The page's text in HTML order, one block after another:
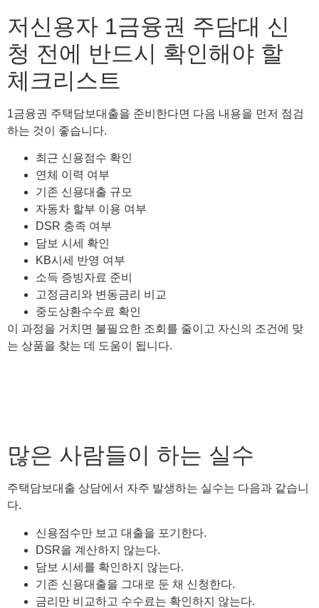
저신용자 1금융권 주담대 신
청 전에 반드시 확인해야 할
체크리스트
1금융권 주택담보대출을 준비한다면 다음 내용을 먼저 점검
하는 것이 좋습니다.
최근 신용점수 확인
연체 이력 여부
기존 신용대출 규모
자동차 할부 이용 여부
DSR 충족 여부
담보 시세 확인
KB시세 반영 여부
소득 증빙자료 준비
고정금리와 변동금리 비교
중도상환수수료 확인
이 과정을 거치면 불필요한 조회를 줄이고 자신의 조건에 맞
는 상품을 찾는 데 도움이 됩니다.
많은 사람들이 하는 실수
주택담보대출 상담에서 자주 발생하는 실수는 다음과 같습니
다.
신용점수만 보고 대출을 포기한다.
DSR을 계산하지 않는다.
담보 시세를 확인하지 않는다.
기존 신용대출을 그대로 둔 채 신청한다.
금리만 비교하고 수수료는 확인하지 않는다.